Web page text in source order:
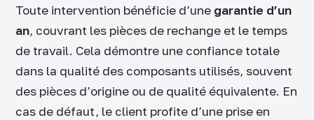
Toute intervention bénéficie d’une garantie d’un
an, couvrant les pièces de rechange et le temps
de travail. Cela démontre une confiance totale
dans la qualité des composants utilisés, souvent
des pièces d’origine ou de qualité équivalente. En
cas de défaut, le client profite d’une prise en